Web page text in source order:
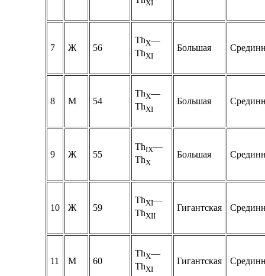
XI
7 Ж 56
ThХ—
ThXI
Большая
8 М 54
ThХ—
ThXI
Большая
9 Ж 55
ThIX—
ThХ
Большая
10 Ж 59
ThXI—
ThXII
Гигантская
11 М 60
ThХ—
ThXI
Гигантская